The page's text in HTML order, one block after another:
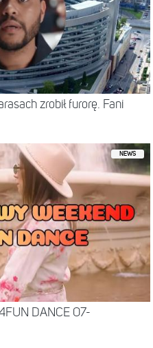
zrobił furorę. Fani
NEWS
DANCE 07-